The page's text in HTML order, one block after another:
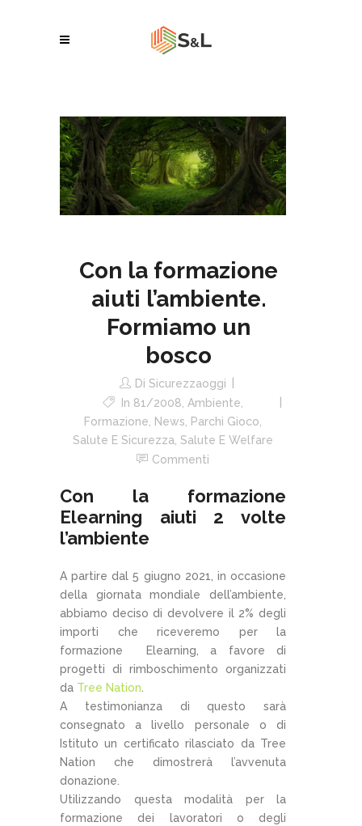
Con la formazione
aiuti l’ambiente.
Formiamo un
bosco
Di Sicurezzaoggi
In 81/2008 Ambiente
Formazione
News Parchi Gioco
Salute E Sicurezza Salute E Welfare
Commenti
Con la formazione
Elearning aiuti 2 volte
l’ambiente
A partire dal 5 giugno 2021, in occasione
della giornata mondiale dell’ambiente,
abbiamo deciso di devolvere il 2% degli
importi che riceveremo per la
formazione Elearning, a favore di
progetti di rimboschimento organizzati
da Tree Nation
A testimonianza di questo sarà
consegnato a livello personale o di
Istituto un certificato rilasciato da Tree
Nation che dimostrerà l’avvenuta
donazione.
Utilizzando questa modalità per la
formazione dei lavoratori o degli